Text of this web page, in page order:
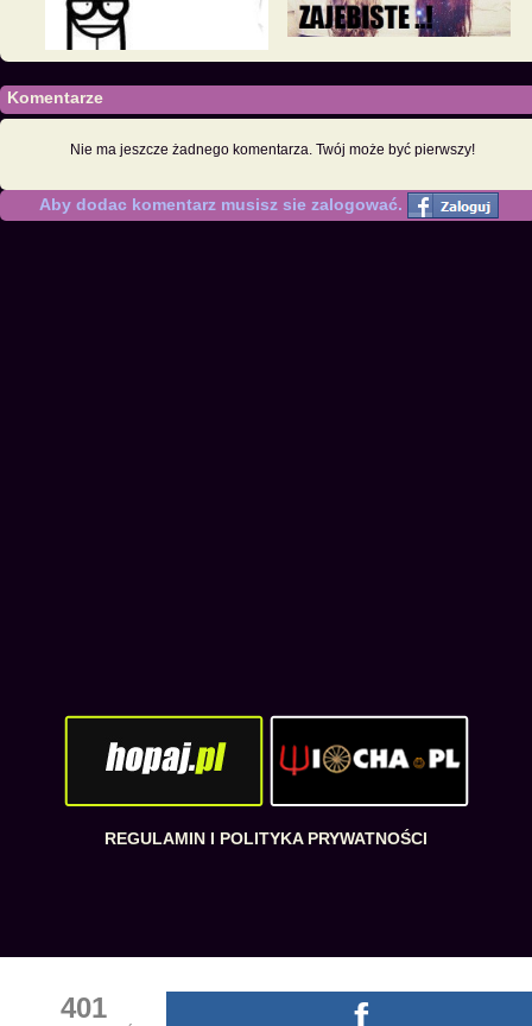
Komentarze
Nie ma jeszcze żadnego komentarza. Twój może być pierwszy!
Aby dodac komentarz musisz sie zalogować.
401
REGULAMIN I POLITYKA PRYWATNOŚCI